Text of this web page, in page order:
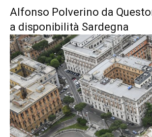
Alfonso Polverino da
a disponibilità Sardegna